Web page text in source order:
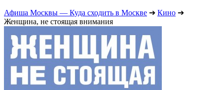
Афиша Москвы — Куда сходить в Москве ➔ Кино ➔
Женщина, не стоящая внимания